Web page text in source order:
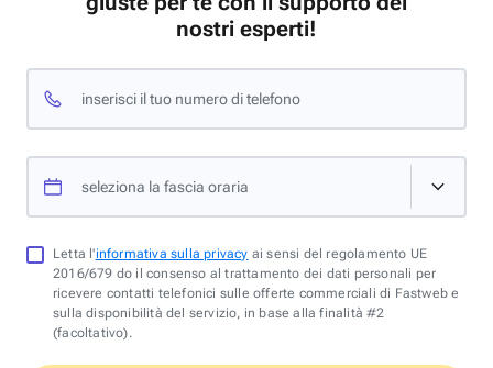
nostri esperti!
inserisci il tuo numero di telefono
seleziona la fascia oraria
Letta l'informativa sulla privacy ai sensi del regolamento UE
2016/679 do il consenso al trattamento dei dati personali per
ricevere contatti telefonici sulle offerte commerciali di Fastweb e
sulla disponibilità del servizio, in base alla finalità #2
(facoltativo).